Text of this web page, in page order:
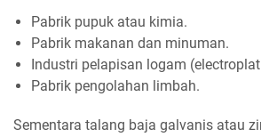
Pabrik pupuk atau kimia.
Pabrik makanan dan minuman.
Industri pelapisan logam
Pabrik pengolahan limbah.
Sementara talang baja galvanis atau